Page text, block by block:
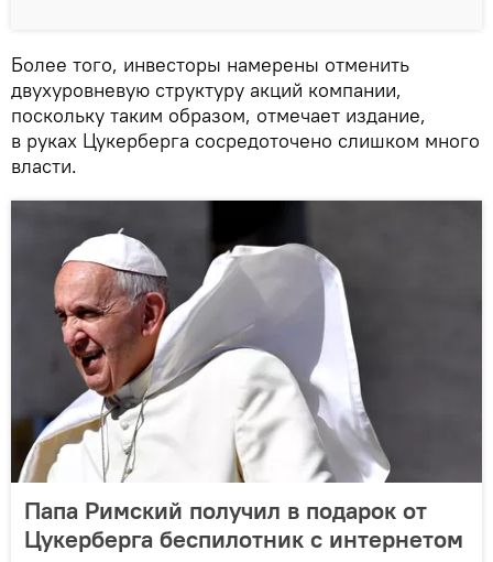
Более того, инвесторы намерены отменить
двухуровневую структуру акций компании,
поскольку таким образом, отмечает издание,
в руках Цукерберга сосредоточено слишком много
власти.
Папа Римский получил в подарок от
Цукерберга беспилотник с интернетом